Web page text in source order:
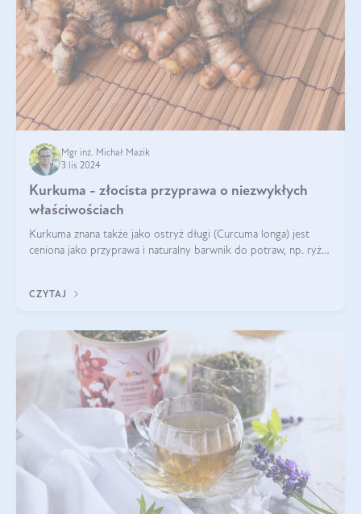
Mgr inż. Michał Mazik
3 lis 2024
Kurkuma - złocista przyprawa o niezwykłych
właściwościach
Kurkuma znana także jako ostryż długi (Curcuma longa) jest
ceniona jako przyprawa i naturalny barwnik do potraw, np. ryżu
CZYTAJ